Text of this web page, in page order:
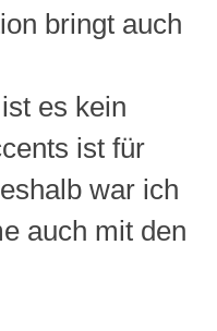
bringt auch
es kein
ist für
war ich
auch mit den